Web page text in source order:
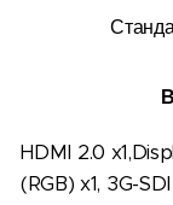
HDMI 2.0
(RGB) x1, 3G-